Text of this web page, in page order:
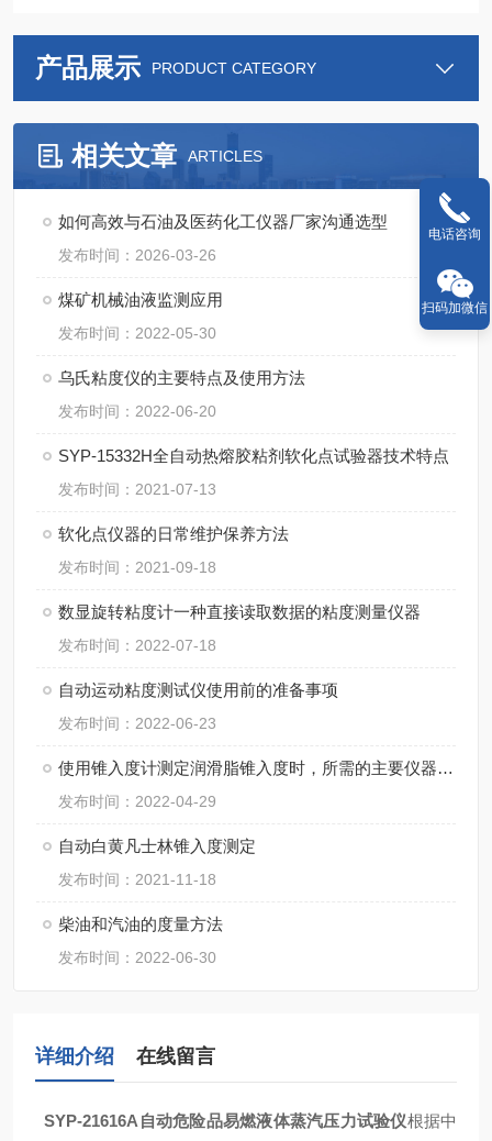
产品展示 PRODUCT CATEGORY
相关文章 ARTICLES
如何高效与石油及医药化工仪器厂家沟通选型
发布时间：2026-03-26
煤矿机械油液监测应用
发布时间：2022-05-30
乌氏粘度仪的主要特点及使用方法
发布时间：2022-06-20
SYP-15332H全自动热熔胶粘剂软化点试验器技术特点
发布时间：2021-07-13
软化点仪器的日常维护保养方法
发布时间：2021-09-18
数显旋转粘度计一种直接读取数据的粘度测量仪器
发布时间：2022-07-18
自动运动粘度测试仪使用前的准备事项
发布时间：2022-06-23
使用锥入度计测定润滑脂锥入度时，所需的主要仪器设备
发布时间：2022-04-29
自动白黄凡士林锥入度测定
发布时间：2021-11-18
柴油和汽油的度量方法
发布时间：2022-06-30
详细介绍 在线留言
SYP-21616A 自动危险品易燃液体蒸汽压力试验仪根据中
电话咨询
扫码加微信